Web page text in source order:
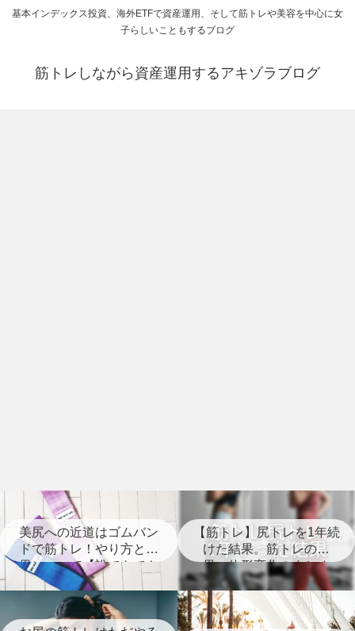
基本インデックス投資、海外ETFで資産運用、そして筋トレや美容を中心に女
子らしいこともするブログ
筋トレしながら資産運用するアキゾラブログ
美尻への近道はゴムバン
ドで筋トレ！やり方と効
果について【誰でもでき
る】
【筋トレ】尻トレを1年続
けた結果。筋トレの効
果、体形変化のまとめ
【経過写真あり】